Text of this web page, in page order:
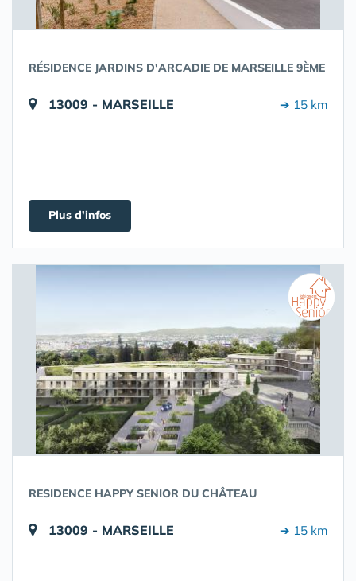
RÉSIDENCE JARDINS D'ARCADIE DE MARSEILLE 9ÈME
13009 - MARSEILLE ➔ 15 km
Plus d'infos
RESIDENCE HAPPY SENIOR DU CHÂTEAU
13009 - MARSEILLE ➔ 15 km